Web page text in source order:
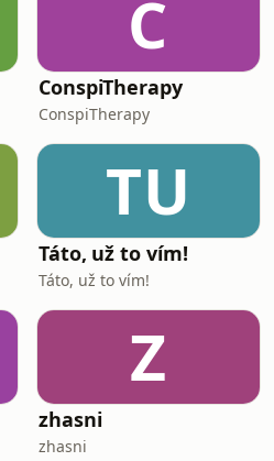
C
ConspiTherapy
ConspiTherapy
TU
Táto, už to vím!
Táto, už to vím!
Z
zhasni
zhasni